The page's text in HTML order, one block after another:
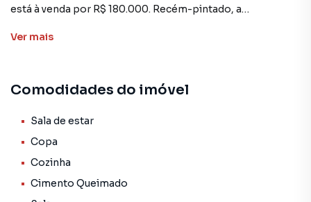
está à venda por R$ 180.000. Recém-pintado, a
murada, garantindo segurança e privacidade aos futuros
A residência conta com uma cozinha espaçosa, copa, sala
e funcionalidade necessários para uma família. Os pisos
em cimento queimado conferem um toque rústico e
conservada da casa.
Ver mais
Comodidades do imóvel
Sala de estar
Copa
Cozinha
Cimento Queimado